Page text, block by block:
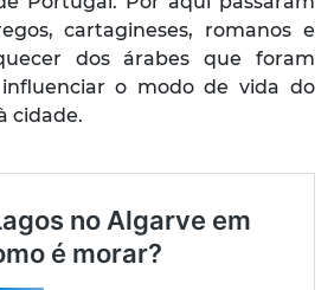
cartagineses, romanos e
dos árabes que foram
influenciar o modo de vida do
cidade.